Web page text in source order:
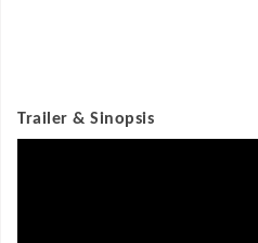
Trailer & Sinopsis